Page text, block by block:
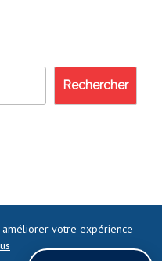
Rechercher
DROITS RÉSERVÉS
votre expérience